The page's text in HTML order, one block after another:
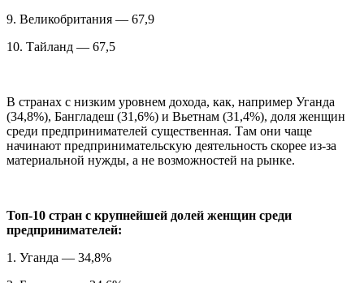
9. Великобритания — 67,9
10. Тайланд — 67,5
В странах с низким уровнем дохода, как, например Уганда
(34,8%), Бангладеш (31,6%) и Вьетнам (31,4%), доля женщин
среди предпринимателей существенная. Там они чаще
начинают предпринимательскую деятельность скорее из-за
материальной нужды, а не возможностей на рынке.
Топ-10 стран с крупнейшей долей женщин среди
предпринимателей:
1. Уганда — 34,8%